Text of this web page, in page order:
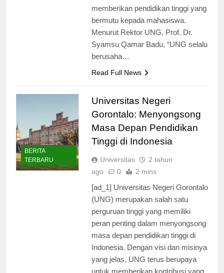
berkualitas dan berkomitmen untuk
memberikan pendidikan tinggi yang
bermutu kepada mahasiswa.
Menurut Rektor UNG, Prof. Dr.
Syamsu Qamar Badu, “UNG selalu
BERITA
TERBARU
Universitas Negeri
Gorontalo: Menyongsong
Masa Depan Pendidikan
Tinggi di Indonesia
Universitas
2 tahun
[ad_1] Universitas Negeri Gorontalo
(UNG) merupakan salah satu
perguruan tinggi yang memiliki
peran penting dalam menyongsong
masa depan pendidikan tinggi di
Indonesia. Dengan visi dan misinya
yang jelas, UNG terus berupaya